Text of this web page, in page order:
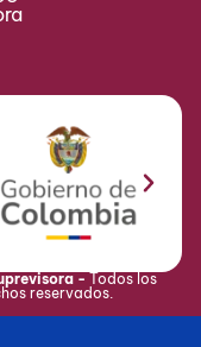
-Todos los
reservados.